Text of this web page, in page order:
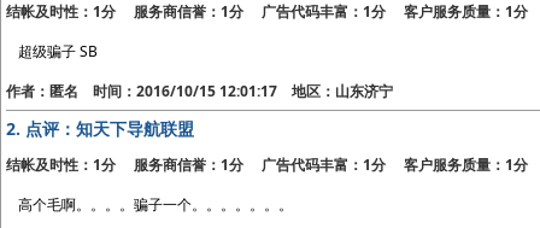
结帐及时性：1分 服务商信誉：1分 广告代码丰富：1分 客户服务质量：1分
超级骗子 SB
作者：匿名 时间：2016/10/15 12:01:17 地区：山东济宁
2. 点评：知天下导航联盟
结帐及时性：1分 服务商信誉：1分 广告代码丰富：1分 客户服务质量：1分
高个毛啊。。。。骗子一个。。。。。。。